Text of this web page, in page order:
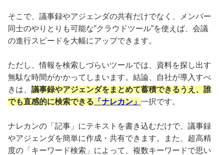
そこで、議事録やアジェンダの共有だけでなく、メンバー
同士のやりとりも可能な”クラウドツール”を使えば、会議
の進行スピードを大幅にアップできます。
ただし、情報を検索しづらいツールでは、資料を探し出す
無駄な時間がかかってしまいます。結論、自社が導入すべ
きは、 議事録やアジェンダをまとめて蓄積できるうえ、誰
でも直感的に検索できる 「ナレカン」 一択です。
ナレカンの「記事」にテキストを書き込むだけで、議事録
やアジェンダを簡単に作成・共有できます。また、超高精
度の「キーワード検索」によって、複数キーワードで思い